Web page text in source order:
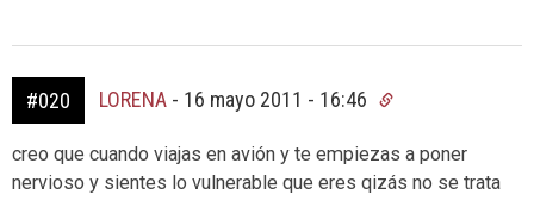
#020 LORENA - 16 mayo 2011 - 16:46
creo que cuando viajas en avión y te empiezas a poner
nervioso y sientes lo vulnerable que eres qizás no se trata